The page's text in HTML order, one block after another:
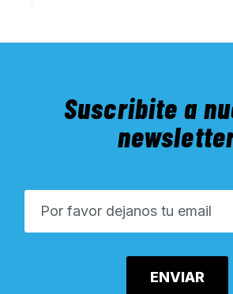
Suscribite a